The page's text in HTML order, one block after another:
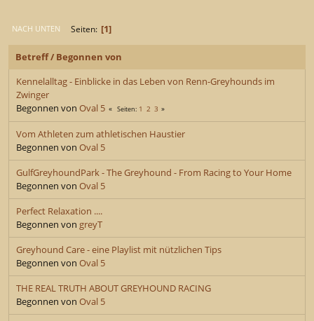
NACH UNTEN Seiten 1
Betreff/ Begonnen von
Kennelalltag - Einblicke in das Leben von Renn-Greyhounds im
Zwinger
Begonnen von Oval 5 Seiten 1 2 3
Vom Athleten zum athletischen Haustier
Begonnen von Oval 5
GulfGreyhoundPark - The Greyhound - From Racing to Your Home
Begonnen von Oval 5
Perfect Relaxation ....
Begonnen von greyT
Greyhound Care - eine Playlist mit nützlichen Tips
Begonnen von Oval 5
THE REAL TRUTH ABOUT GREYHOUND RACING
Begonnen von Oval 5